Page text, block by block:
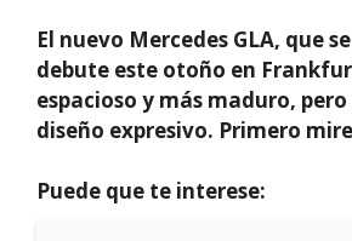
El nuevo Mercedes GLA, que
debute este otoño en
espacioso y más maduro,
diseño expresivo. Primero
Puede que te interese: